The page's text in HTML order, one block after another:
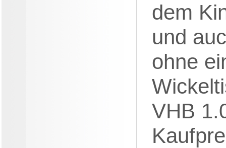
dem
und
ohne
VHB